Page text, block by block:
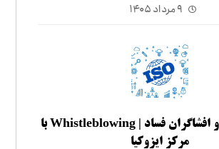
۹ مرداد ۱۴۰۵
ایزو ۳۷۰۰۲ و افشاگران فساد | Whistleblowing با
مرکز ایزوکیا